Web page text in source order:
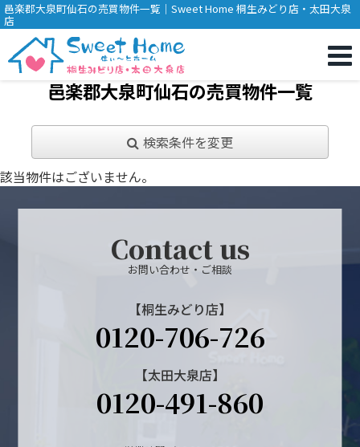
邑楽郡大泉町仙石の売買物件一覧｜Sweet Home 桐生みどり店・太田大泉
店
邑楽郡大泉町仙石の売買物件一覧
検索条件を変更
該当物件はございません。
Contact us
お問い合わせ・ご相談
【桐生みどり店】
0120-706-726
【太田大泉店】
0120-491-860